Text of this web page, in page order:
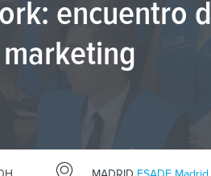
encuentro